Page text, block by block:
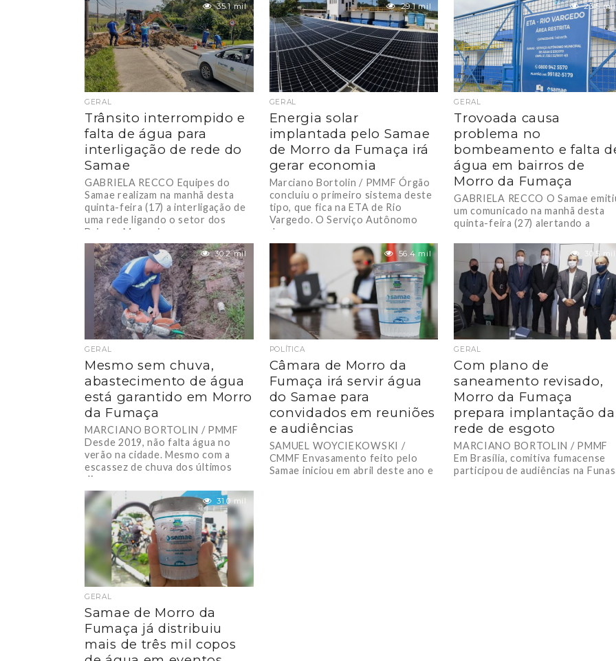
35.1 mil
GERAL
Trânsito interrompido e
falta de água para
interligação de rede do
Samae
GABRIELA RECCO Equipes do
Samae realizam na manhã desta
quinta-feira (17) a interligação de
uma rede ligando o setor dos
Bairros Maccari...
29.1 mil
GERAL
Energia solar
implantada pelo Samae
de Morro da Fumaça irá
gerar economia
Marciano Bortolin / PMMF Órgão
concluiu o primeiro sistema deste
tipo, que fica na ETA de Rio
Vargedo. O Serviço Autônomo
de...
23.5 mil
GERAL
Trovoada causa
problema no
bombeamento e falta
água em bairros de
Morro da Fumaça
GABRIELA RECCO O Samae
um comunicado na manhã desta
quinta-feira (27) alertando a
30.2 mil
GERAL
Mesmo sem chuva,
abastecimento de água
está garantido em Morro
da Fumaça
MARCIANO BORTOLIN / PMMF
Desde 2019, não falta água no
verão na cidade. Mesmo com a
escassez de chuva dos últimos
dias,...
56.4 mil
POLÍTICA
Câmara de Morro da
Fumaça irá servir água
do Samae para
convidados em reuniões
e audiências
SAMUEL WOYCIEKOWSKI /
CMMF Envasamento feito pelo
Samae iniciou em abril deste ano e
30.5 mil
GERAL
Com plano de
saneamento revisado,
Morro da Fumaça
prepara implantação da
rede de esgoto
MARCIANO BORTOLIN / PMMF
Em Brasília, comitiva fumacense
participou de audiências na
31.0 mil
GERAL
Samae de Morro da
Fumaça já distribuiu
mais de três mil copos